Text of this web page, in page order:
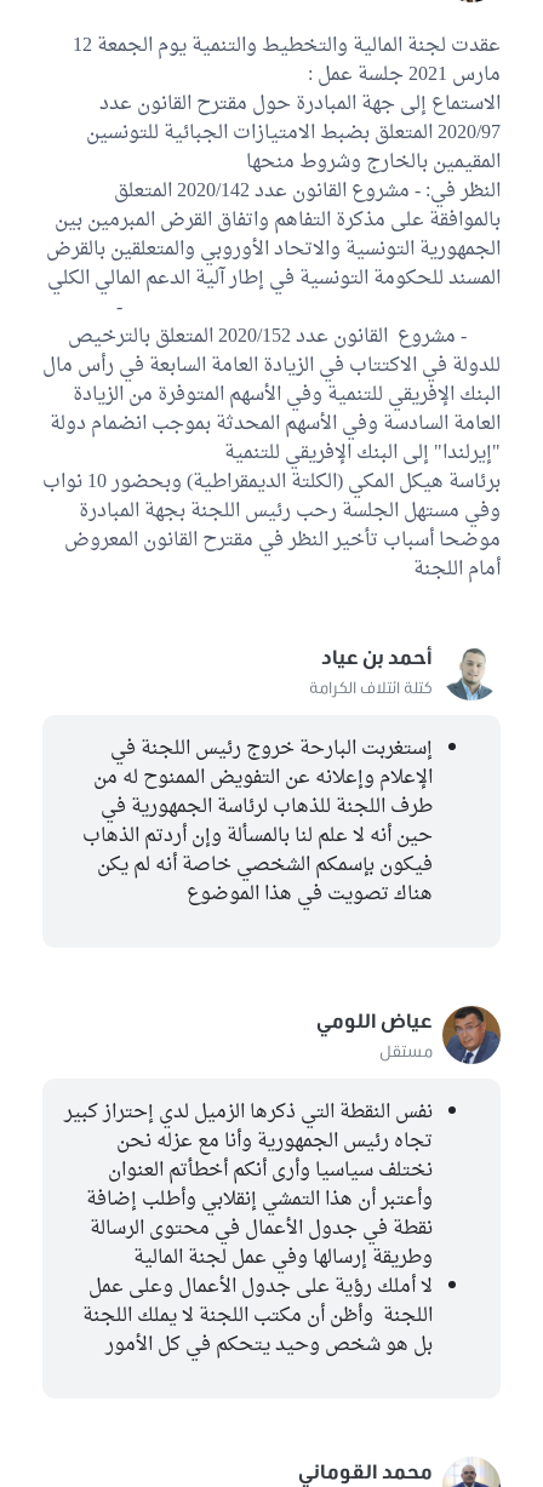
عقدت لجنة المالية والتخطيط والتنمية يوم الجمعة 12
مارس 2021 جلسة عمل :
الاستماع إلى جهة المبادرة حول مقترح القانون عدد
2020/97 المتعلق بضبط الامتيازات الجبائية للتونسين
المقيمين بالخارج وشروط منحها
النظر في: - مشروع القانون عدد 2020/142 المتعلق
بالموافقة على مذكرة التفاهم واتفاق القرض المبرمين بين
الجمهورية التونسية والاتحاد الأوروبي والمتعلقين بالقرض
المسند للحكومة التونسية في إطار آلية الدعم المالي الكلي
-
- مشروع القانون عدد 2020/152 المتعلق بالترخيص
للدولة في الاكتتاب في الزيادة العامة السابعة في رأس مال
البنك الإفريقي للتنمية وفي الأسهم المتوفرة من الزيادة
العامة السادسة وفي الأسهم المحدثة بموجب انضمام دولة
"إيرلندا" إلى البنك الإفريقي للتنمية
برئاسة هيكل المكي (الكلتة الديمقراطية) وبحضور 10 نواب
وفي مستهل الجلسة رحب رئيس اللجنة بجهة المبادرة
موضحا أسباب تأخير النظر في مقترح القانون المعروض
أمام اللجنة
أحمد بن عياد
كتلة ائتلاف الكرامة
إستغربت البارحة خروج رئيس اللجنة في
الإعلام وإعلانه عن التفويض الممنوح له من
طرف اللجنة للذهاب لرئاسة الجمهورية في
حين أنه لا علم لنا بالمسألة وإن أردتم الذهاب
فيكون بإسمكم الشخصي خاصة أنه لم يكن
هناك تصويت في هذا الموضوع
عياض اللومي
مستقل
نفس النقطة التي ذكرها الزميل لدي إحتراز كبير
تجاه رئيس الجمهورية وأنا مع عزله نحن
نختلف سياسيا وأرى أنكم أخطأتم العنوان
وأعتبر أن هذا التمشي إنقلابي وأطلب إضافة
نقطة في جدول الأعمال في محتوى الرسالة
وطريقة إرسالها وفي عمل لجنة المالية
لا أملك رؤية على جدول الأعمال وعلى عمل
اللجنة وأظن أن مكتب اللجنة لا يملك اللجنة
بل هو شخص وحيد يتحكم في كل الأمور
محمد القوماني